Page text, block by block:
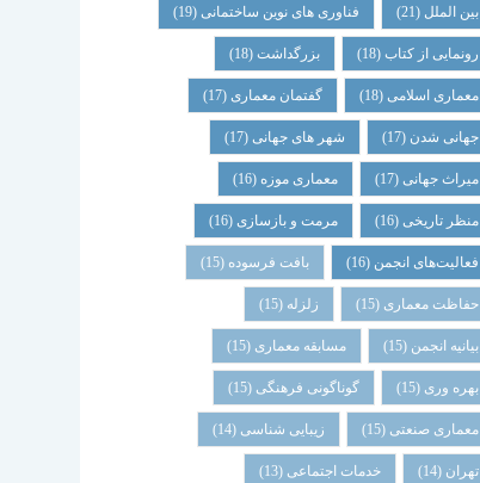
بین الملل (21) فناوری های نوین ساختمانی(19)
رونمایی از کتاب(18) بزرگداشت(18)
معماری اسلامی(18) گفتمان معماری(17)
جهانی شدن (17) شهر های جهانی(17)
میراث جهانی(17) معماری موزه (16)
منظر تاریخی(16) مرمت و بازسازی(16)
فعالیت‌های انجمن (16) بافت فرسوده (15)
حفاظت معماری (15) زلزله (15)
بیانیه انجمن (15) مسابقه معماری (15)
بهره وری (15) گوناگونی فرهنگی (15)
معماری صنعتی (15) زیبایی شناسی (14)
تهران (14) خدمات اجتماعی (13)